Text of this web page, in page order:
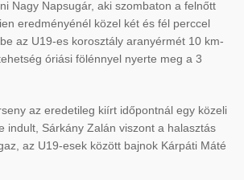
Nagy Napsugár, aki szombaton a felnőtt
eredményénél közel két és fél perccel
az U19-es korosztály aranyérmét 10 km-
óriási fölénnyel nyerte meg a 3
az eredetileg kiírt időpontnál egy közeli
indult, Sárkány Zalán viszont a halasztás
az U19-esek között bajnok Kárpáti Máté